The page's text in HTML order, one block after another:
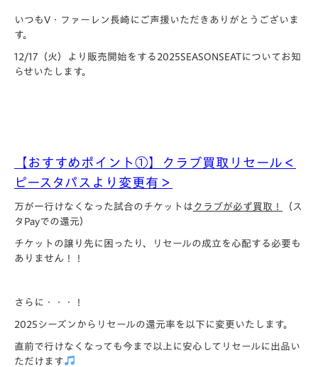
いつもV・ ファーレン長崎にご声援いただきありがとうございま
す。
12/17（火）より販売開始をする2025SEASONSEATについてお知
らせ いたします。
【おすすめポイント①】クラブ買取リセール＜
ピースタパスより変更有＞
万が一行けなくなった試合のチケットは クラブが必ず買取！
（ス
タPayでの還元）
チケットの譲り先に困ったり、リセールの成立を心配する必要も
ありません！！
さらに・・・！
2025シーズンからリセールの還元率を以下に変更いたします。
直前で行けなくなっても今まで以上に安心してリセールに出品い
ただけます